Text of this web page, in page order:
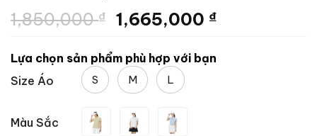
1,850,000₫
Giá
là:
1,850,000 ₫.
1,665,000 ₫Giá
Lựa chọn sản phẩm phù hợp với bạn
Size Áo
S M L
Màu Sắc